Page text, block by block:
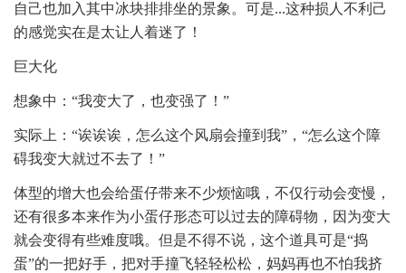
自己也加入其中冰块排排坐的景象。可是...这种损人不利己
的感觉实在是太让人着迷了！
巨大化
想象中：“我变大了，也变强了！”
实际上：“诶诶诶，怎么这个风扇会撞到我”，“怎么这个障
碍我变大就过不去了！”
体型的增大也会给蛋仔带来不少烦恼哦，不仅行动会变慢，
还有很多本来作为小蛋仔形态可以过去的障碍物，因为变大
就会变得有些难度哦。但是不得不说，这个道具可是“捣
蛋”的一把好手，把对手撞飞轻轻松松，妈妈再也不怕我挤